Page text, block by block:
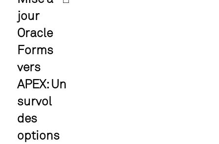
jour
Oracle
Forms
vers
APEX: Un
survol
des
options